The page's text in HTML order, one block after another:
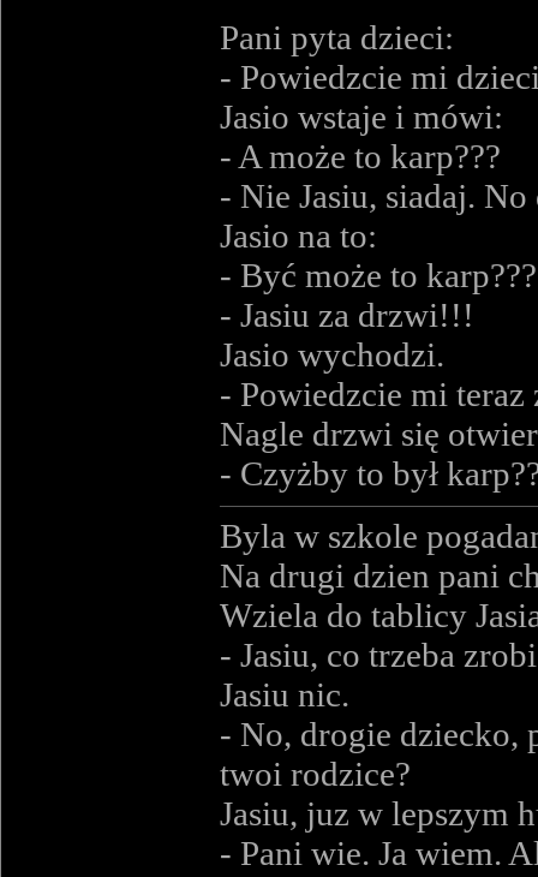
Pani pyta dzieci:
- Powiedzcie mi
Jasio wstaje i mówi:
- A może to karp???
- Nie Jasiu, siadaj.
Jasio na to:
- Być może to karp???
- Jasiu za drzwi!!!
Jasio wychodzi.
- Powiedzcie mi teraz
Nagle drzwi się
- Czyżby to był
Byla w szkole
Na drugi dzien pani
Wziela do tablicy
- Jasiu, co trzeba
Jasiu nic.
- No, drogie dziecko,
twoi rodzice?
Jasiu, juz w lepszym
- Pani wie. Ja wiem.